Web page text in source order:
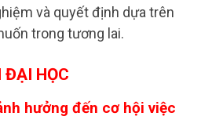
và quyết định dựa trên
trong tương lai.
ĐẠI HỌC
hưởng đến cơ hội việc